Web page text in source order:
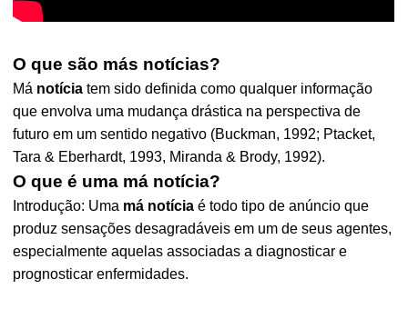
O que são más notícias?
Má notícia tem sido definida como qualquer informação
que envolva uma mudança drástica na perspectiva de
futuro em um sentido negativo (Buckman, 1992; Ptacket,
Tara & Eberhardt, 1993, Miranda & Brody, 1992).
O que é uma má notícia?
Introdução: Uma má notícia é todo tipo de anúncio que
produz sensações desagradáveis em um de seus agentes,
especialmente aquelas associadas a diagnosticar e
prognosticar enfermidades.